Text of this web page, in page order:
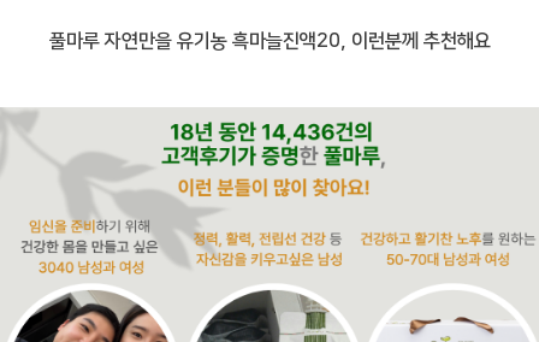
풀마루 자연만을 유기농 흑마늘진액20, 이런분께 추천해요